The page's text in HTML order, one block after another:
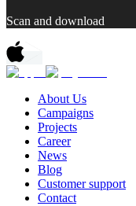
Scan and download
About Us
Campaigns
Projects
Career
News
Blog
Customer support
Contact